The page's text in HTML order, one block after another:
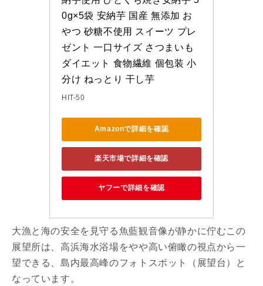
0g×5袋 安納芋 国産 無添加 お
やつ 砂糖不使用 スイーツ プレ
ゼント 一口サイズ さつまいも
ダイエット 食物繊維 個包装 小
分け ねっとり 干し芋
HIT-50
Amazonで詳細を確認
楽天市場で詳細を確認
ヤフーで詳細を確認
大漁と海の安全を見守る魚藍観音像が静かに佇むこの
展望所は、高浜海水浴場をやや高い俯瞰の視点から一
望できる、島内最高峰のフォトスポット（展望台）と
なっています。